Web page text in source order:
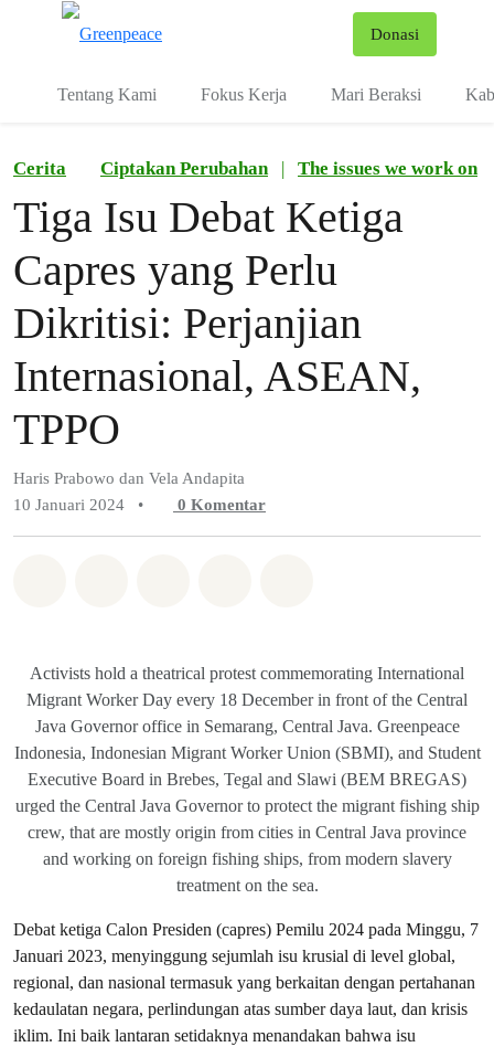
Donasi
Tentang Kami Fokus Kerja Mari Beraksi
Cerita Ciptakan Perubahan | The issues we work on
Tiga Isu Debat Ketiga
Capres yang Perlu
Dikritisi: Perjanjian
Internasional, ASEAN,
TPPO
Haris Prabowo dan Vela Andapita
10 Januari 2024
• 0 Komentar
Activists hold a theatrical protest commemorating International
Migrant Worker Day every 18 December in front of the Central
Java Governor office in Semarang, Central Java. Greenpeace
Indonesia, Indonesian Migrant Worker Union (SBMI), and Student
Executive Board in Brebes, Tegal and Slawi (BEM BREGAS)
urged the Central Java Governor to protect the migrant fishing ship
crew, that are mostly origin from cities in Central Java province
and working on foreign fishing ships, from modern slavery
treatment on the sea.
Debat ketiga Calon Presiden (capres) Pemilu 2024 pada Minggu, 7
Januari 2023, menyinggung sejumlah isu krusial di level global,
regional, dan nasional termasuk yang berkaitan dengan pertahanan
kedaulatan negara, perlindungan atas sumber daya laut, dan krisis
iklim. Ini baik lantaran setidaknya menandakan bahwa isu